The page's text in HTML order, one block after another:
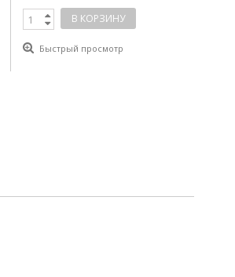
В КОРЗИНУ
Быстрый просмотр